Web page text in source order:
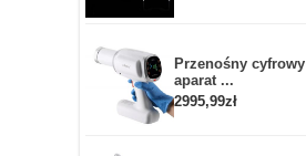
Przenośny cyfrowy
aparat ...
2995,99zł